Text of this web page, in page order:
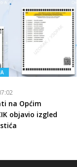
na Općim
objavio izgled